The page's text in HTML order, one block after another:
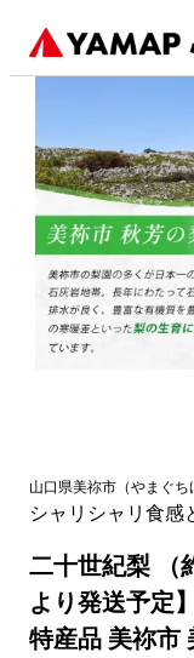
山口県美祢市 （やまぐち
シャリシャリ食感
二十世紀梨 （
より発送予定
特産品 美祢市